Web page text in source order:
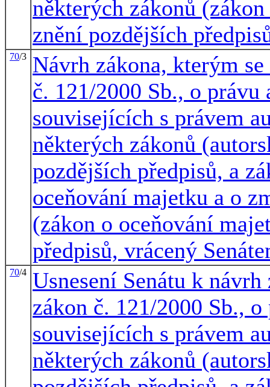
některých zákonů
znění pozdějších
70/3
Návrh zákona, kterým
č. 121/2000 Sb., o právu
souvisejících s právem
některých zákonů
pozdějších předpisů, a
oceňování majetku a o
(zákon o oceňování
předpisů, vrácený
70/4 Usnesení Senátu k
zákon č. 121/2000 Sb.,
souvisejících s právem
některých zákonů